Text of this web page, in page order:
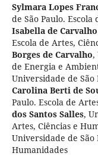
Sylmara Lopes
de São Paulo.
Isabella de
Escola de Artes,
Borges de Carvalho,
de Energia e
Universidade de
Carolina Berti de
Paulo. Escola de
dos Santos Salles,
Artes, Ciências e
Universidade de São
Humanidades